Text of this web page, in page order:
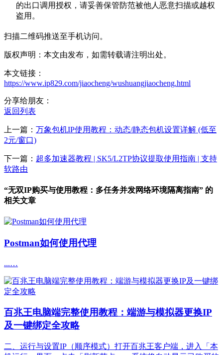
的出口调用授权，请妥善保管防范被他人恶意扫描或越权
盗用。
扫描二维码推送至手机访问。
版权声明：本文由发布，如需转载请注明出处。
本文链接：
https://www.ip829.com/jiaocheng/wushuangjiaocheng.html
分享给朋友：
返回列表
上一篇： 万象包机IP使用教程：动态/静态包机设置详解 (低至
2元/窗口)
下一篇： 超多加速器教程 | SK5/L2TP协议提取使用指南 | 支持
软路由
“无双IP购买与使用教程：多任务并发网络环境隔离指南” 的
相关文章
Postman如何使用代理
...…
百兆王电脑端完整使用教程：端游与模拟器更换IP
及一键绑定全攻略
二、运行与设置IP（顺序模式）打开百兆王客户端，进入「本